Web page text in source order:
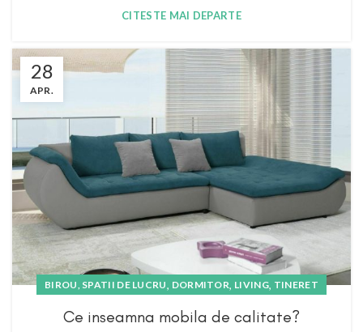
CITESTE MAI DEPARTE
28
APR.
BIROU, SPATII DE LUCRU, DORMITOR, LIVING, TINERET
Ce inseamna mobila de calitate?